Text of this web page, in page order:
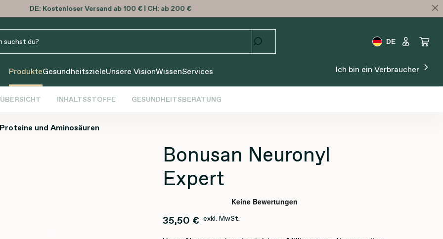
DE: KostenloserVersand ab 100 € | CH: ab 200 €
DE
ProdukteGesundheitszieleUnsere VisionWissenServices Ich bin ein Verbraucher
ÜBERSICHT INHALTSSTOFFE GESUNDHEITSBERATUNG
Proteine und Aminosäuren
Bonusan Neuronyl
Expert
35,50 € exkl. MwSt.